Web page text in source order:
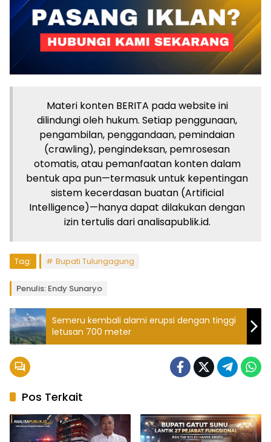
Materi konten BERITA pada website ini
dilindungi oleh hukum. Setiap penggunaan,
pengambilan, penggandaan, pemindaian
(crawling), pengindeksan, pemrosesan
otomatis, atau pemanfaatan konten dalam
bentuk apa pun—termasuk untuk kepentingan
sistem kecerdasan buatan (Artificial
Intelligence)—hanya dapat dilakukan dengan
izin tertulis dari analisapublik.id.
Tag: Bupati Tulungagung
Penulis: Endy Sunaryo
Semeru kembali alami erupsi dengan tinggi
letusan 700 meter
Pos Terkait